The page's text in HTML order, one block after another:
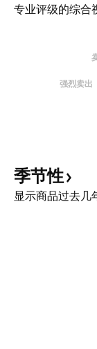
专业评级的综合
强烈卖出
季节性
显示商品过去几